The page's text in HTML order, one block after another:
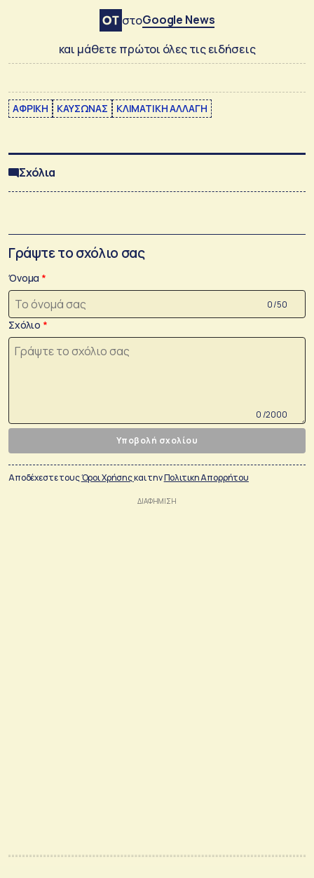
στοGoogle News
και μάθετε πρώτοι όλες τις ειδήσεις
ΑΦΡΙΚΗ ΚΑΥΣΩΝΑΣ ΚΛΙΜΑΤΙΚΗ ΑΛΛΑΓΗ
Σχόλια
Γράψτε το σχόλιο σας
Όνομα
0 /50
Σχόλιο
0 /2000
Υποβολή σχολίου
Αποδέχεστε τουςΌροι Χρήσηςκαι τηνΠολιτικη Απορρήτου